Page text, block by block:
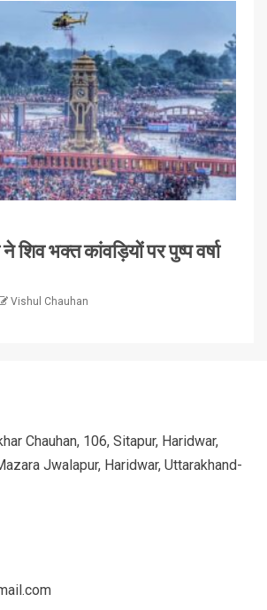
शिव भक्त कांवड़ियों पर पुष्प वर्षा
Vishul Chauhan
Chauhan, 106, Sitapur, Haridwar,
Jwalapur, Haridwar, Uttarakhand-